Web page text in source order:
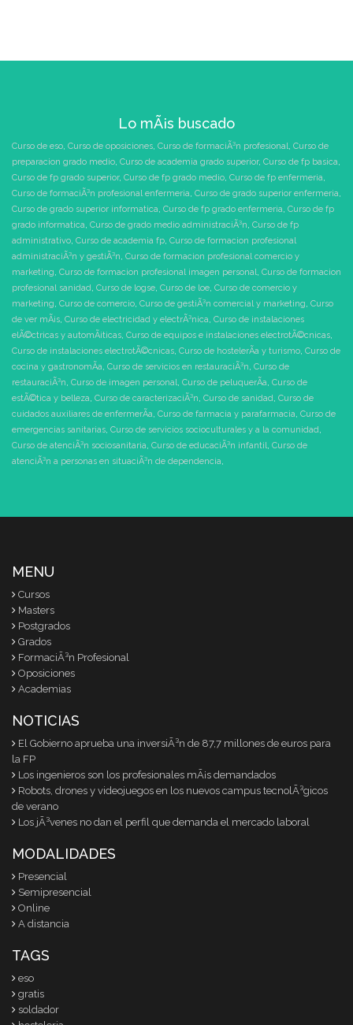
Lo mÃ¡s buscado
Curso de eso, Curso de oposiciones, Curso de formaciÃ³n profesional, Curso de
preparacion grado medio, Curso de academia grado superior, Curso de fp basica,
Curso de fp grado superior, Curso de fp grado medio, Curso de fp enfermeria,
Curso de formaciÃ³n profesional enfermeria, Curso de grado superior enfermeria,
Curso de grado superior informatica, Curso de fp grado enfermeria, Curso de fp
grado informatica, Curso de grado medio administraciÃ³n, Curso de fp
administrativo, Curso de academia fp, Curso de formacion profesional
administraciÃ³n y gestiÃ³n, Curso de formacion profesional comercio y
marketing, Curso de formacion profesional imagen personal, Curso de formacion
profesional sanidad, Curso de logse, Curso de loe, Curso de comercio y
marketing, Curso de comercio, Curso de gestiÃ³n comercial y marketing, Curso
de ver mÃ¡s, Curso de electricidad y electrÃ³nica, Curso de instalaciones
elÃ©ctricas y automÃ¡ticas, Curso de equipos e instalaciones electrotÃ©cnicas,
Curso de instalaciones electrotÃ©cnicas, Curso de hostelerÃ­a y turismo, Curso de
cocina y gastronomÃ­a, Curso de servicios en restauraciÃ³n, Curso de
restauraciÃ³n, Curso de imagen personal, Curso de peluquerÃ­a, Curso de
estÃ©tica y belleza, Curso de caracterizaciÃ³n, Curso de sanidad, Curso de
cuidados auxiliares de enfermerÃ­a, Curso de farmacia y parafarmacia, Curso de
emergencias sanitarias, Curso de servicios socioculturales y a la comunidad,
Curso de atenciÃ³n sociosanitaria, Curso de educaciÃ³n infantil, Curso de
atenciÃ³n a personas en situaciÃ³n de dependencia,
MENU
Cursos
Masters
Postgrados
Grados
FormaciÃ³n Profesional
Oposiciones
Academias
NOTICIAS
El Gobierno aprueba una inversiÃ³n de 87,7 millones de euros para
la FP
Los ingenieros son los profesionales mÃ¡s demandados
Robots, drones y videojuegos en los nuevos campus tecnolÃ³gicos
de verano
Los jÃ³venes no dan el perfil que demanda el mercado laboral
MODALIDADES
Presencial
Semipresencial
Online
A distancia
TAGS
eso
gratis
soldador